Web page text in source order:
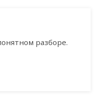
разборе.